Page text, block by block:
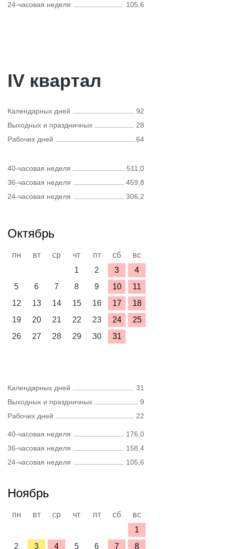
24-часовая неделя
105,6
IV квартал
Календарных дней
92
Выходных и праздничных
28
Рабочих дней
64
40-часовая неделя
511,0
36-часовая неделя
459,8
24-часовая неделя
306,2
Октябрь
пн вт ср чт пт сб
вс
1
2 3
4
5
6 7 8 9 10
11
12
13 14 15 16 17
18
19
20 21 22 23 24
25
26
27 28 29 30 31
Календарных дней
31
Выходных и праздничных
9
Рабочих дней
22
40-часовая неделя
176,0
36-часовая неделя
158,4
24-часовая неделя
105,6
Ноябрь
пн вт ср чт пт сб
вс
1
2
3 4 5 6 7 8